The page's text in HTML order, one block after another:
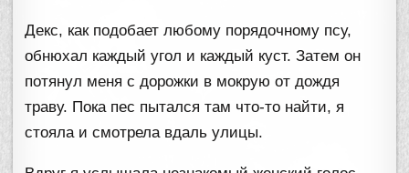
Декс, как подобает любому порядочному псу,
обнюхал каждый угол и каждый куст. Затем он
потянул меня с дорожки в мокрую от дождя
траву. Пока пес пытался там что-то найти, я
стояла и смотрела вдаль улицы.